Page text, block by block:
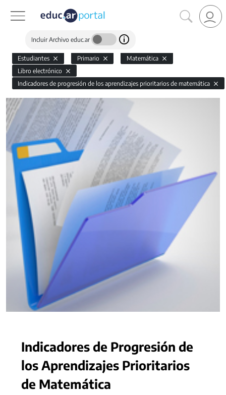
Incluir Archivo educ.ar
Estudiantes Primario
Matemática
Libro electrónico
Indicadores de progresión de los aprendizajes prioritarios de matemática
Indicadores de Progresión de
los Aprendizajes Prioritarios
de Matemática